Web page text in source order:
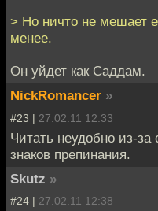
> Но ничто не мешает
менее.
Он уйдет как Саддам.
NickRomancer »
#23 | 27.02.11 12:33
Читать неудобно из-за
знаков препинания.
Skutz »
#24 | 27.02.11 12:38